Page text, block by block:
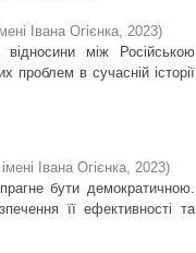
Івана Огієнка, 2023)
між Російською
в сучасній історії
Івана Огієнка, 2023)
бути демократичною.
її ефективності та